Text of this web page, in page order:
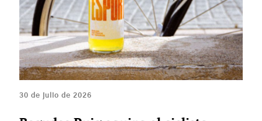
30 de julio de 2026